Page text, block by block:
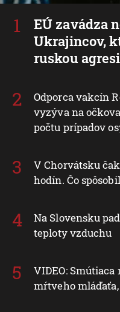
EÚ zavádza
Ukrajincov,
ruskou
Odporca vakcín
vyzýva na
počtu prípadov
V Chorvátsku
hodín. Čo
Na Slovensku
teploty vzduchu
VIDEO:
mŕtveho